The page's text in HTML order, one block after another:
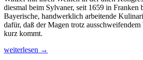
diesmal beim Sylvaner, seit 1659 in Franken
Bayerische, handwerklich arbeitende
dafür, daß der Magen trotz
kurz kommt.
Bei
weiterlesen →